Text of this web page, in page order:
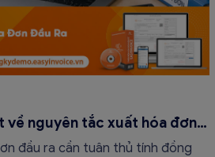
về nguyên tắc xuất hóa đơn
đầu ra cần tuân thủ tính đồng